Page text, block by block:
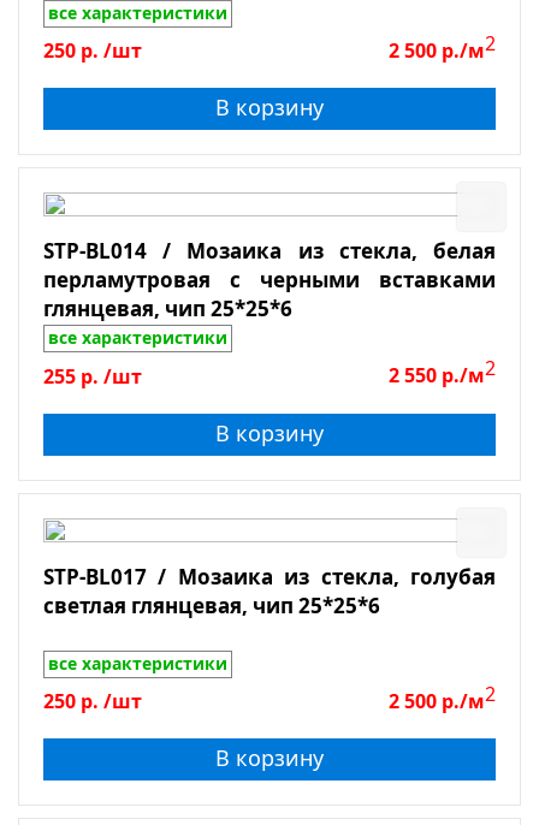
все характеристики
250 р. /шт 2 500 р./м2
В корзину
STP-BL014 / Мозаика из стекла, белая
перламутровая с черными вставками
глянцевая, чип 25*25*6
все характеристики
255 р. /шт 2 550 р./м2
В корзину
STP-BL017 / Мозаика из стекла, голубая
светлая глянцевая, чип 25*25*6
все характеристики
250 р. /шт 2 500 р./м2
В корзину